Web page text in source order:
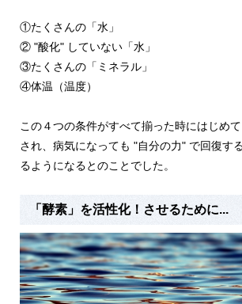
①たくさんの「水」
② "酸化" していない「水」
③たくさんの「ミネラル」
④体温（温度）
この４つの条件がすべて揃った時にはじめ
され、病気になっても "自分の力" で回復す
るようになるとのことでした。
「酵素」を活性化！させるために...